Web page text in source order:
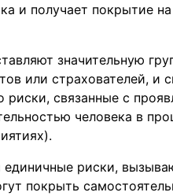
и получает покрытие
значительную
или страхователей,
риски, связанные с
человека в
риски,
покрыть